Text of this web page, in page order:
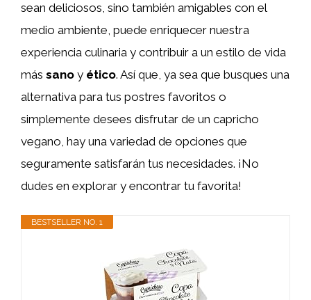
sean deliciosos, sino también amigables con el
medio ambiente, puede enriquecer nuestra
experiencia culinaria y contribuir a un estilo de vida
más sano y ético. Así que, ya sea que busques una
alternativa para tus postres favoritos o
simplemente desees disfrutar de un capricho
vegano, hay una variedad de opciones que
seguramente satisfarán tus necesidades. ¡No
dudes en explorar y encontrar tu favorita!
BESTSELLER NO. 1